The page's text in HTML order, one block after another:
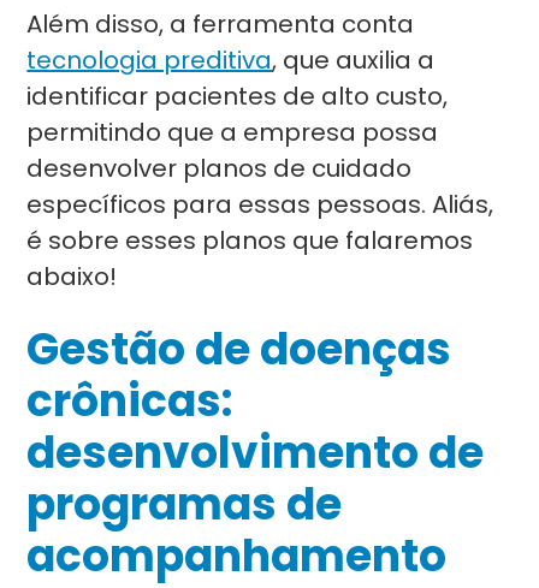
Além disso, a ferramenta conta
tecnologia preditiva, que auxilia a
identificar pacientes de alto custo,
permitindo que a empresa possa
desenvolver planos de cuidado
específicos para essas pessoas. Aliás,
é sobre esses planos que falaremos
abaixo!
Gestão de doenças
crônicas:
desenvolvimento de
programas de
acompanhamento